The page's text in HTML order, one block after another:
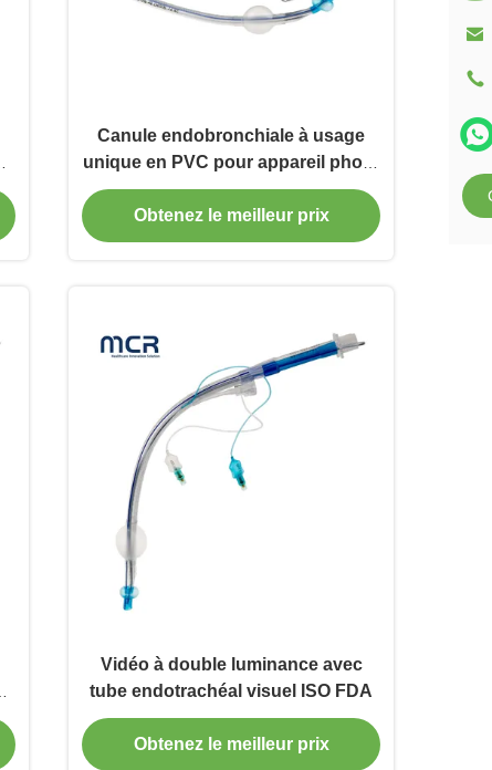
Canule endobronchiale à usage
unique en PVC pour appareil photo
lumineux
Obtenez le meilleur prix
Vidéo à double luminance avec
tube endotrachéal visuel ISO FDA
Obtenez le meilleur prix